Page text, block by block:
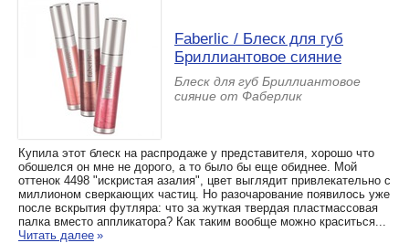
Faberlic / Блеск для губ
Бриллиантовое сияние
Блеск для губ Бриллиантовое
сияние от Фаберлик
Купила этот блеск на распродаже у представителя, хорошо что
обошелся он мне не дорого, а то было бы еще обиднее. Мой
оттенок 4498 "искристая азалия", цвет выглядит привлекательно с
миллионом сверкающих частиц. Но разочарование появилось уже
после вскрытия футляра: что за жуткая твердая пластмассовая
палка вместо аппликатора? Как таким вообще можно краситься...
Читать далее »